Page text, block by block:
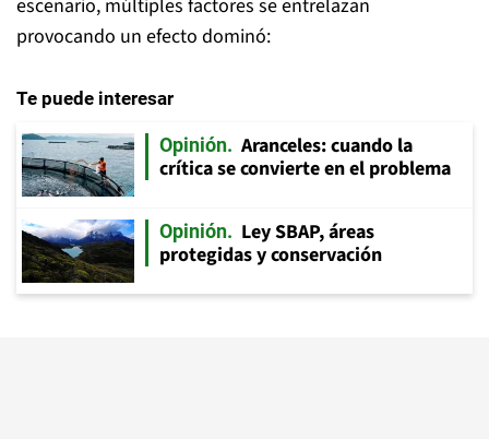
escenario, múltiples factores se entrelazan
provocando un efecto dominó:
Te puede interesar
Opinión
Aranceles: cuando la
crítica se convierte en el problema
Opinión
Ley SBAP, áreas
protegidas y conservación